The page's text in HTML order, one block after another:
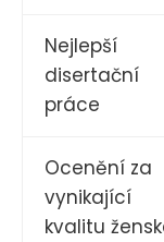
Nejlepší
disertační
práce
Ocenění za
vynikající
kvalitu